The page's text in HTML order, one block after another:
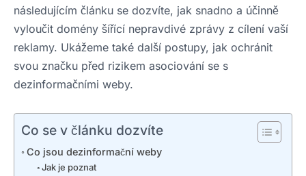
následujícím článku se dozvíte, jak snadno a účinně
vyloučit domény šířící nepravdivé zprávy z cílení vaší
reklamy. Ukážeme také další postupy, jak ochránit
svou značku před rizikem asociování se s
dezinformačními weby.
Co se v článku dozvíte
Co jsou dezinformační weby
Jak je poznat